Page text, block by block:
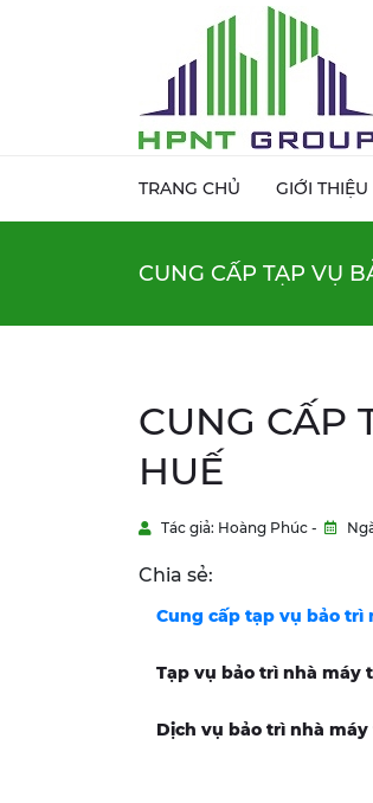
TRANG CHỦ GIỚI THIỆU
CUNG CẤP TẠP VỤ
CUNG CẤP
HUẾ
Tác giả: Hoàng Phúc -
Chia sẻ:
Cung cấp tạp vụ bảo trì
Tạp vụ bảo trì nhà máy
Dịch vụ bảo trì nhà máy